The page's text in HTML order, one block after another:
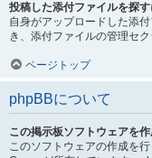
投稿した添付ファイルを探す
自身がアップロードした添
き、添付ファイルの管理セ
ページトップ
phpBBについて
この掲示板ソフトウェアを
このソフトウェアの作成を